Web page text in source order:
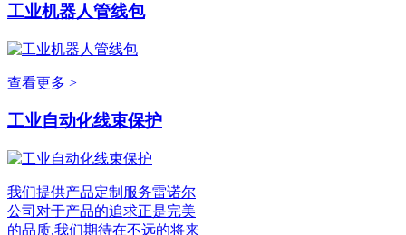
工业机器人管线包
查看更多 >
工业自动化线束保护
我们提供产品定制服务雷诺尔
公司对于产品的追求正是完美
的品质,我们期待在不远的将来